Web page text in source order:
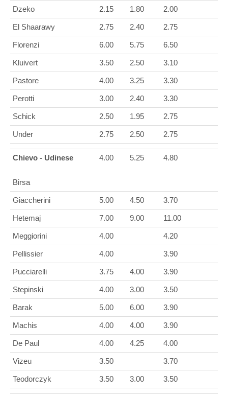
Dzeko 2.15 1.80 2.00
El Shaarawy 2.75 2.40 2.75
Florenzi 6.00 5.75 6.50
Kluivert 3.50 2.50 3.10
Pastore 4.00 3.25 3.30
Perotti 3.00 2.40 3.30
Schick 2.50 1.95 2.75
Under 2.75 2.50 2.75
Chievo - Udinese
Birsa
4.00 5.25 4.80
Giaccherini 5.00 4.50 3.70
Hetemaj 7.00 9.00 11.00
Meggiorini 4.00 4.20
Pellissier 4.00 3.90
Pucciarelli 3.75 4.00 3.90
Stepinski 4.00 3.00 3.50
Barak 5.00 6.00 3.90
Machis 4.00 4.00 3.90
De Paul 4.00 4.25 4.00
Vizeu 3.50 3.70
Teodorczyk 3.50 3.00 3.50